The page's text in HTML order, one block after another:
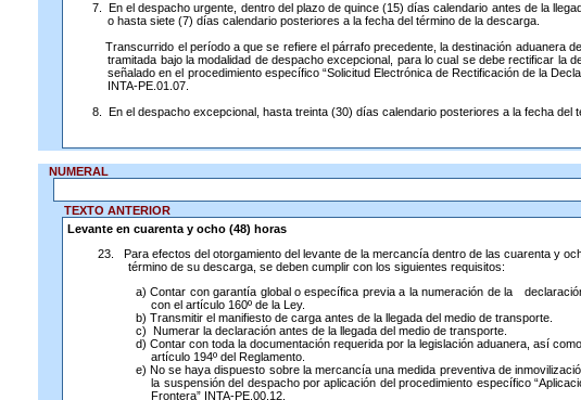
7. En el despacho urgente, dentro del plazo de quince (15) días calendario antes de la
o hasta siete (7) días calendario posteriores a la fecha del término de la descarga.
Transcurrido el período a que se refiere el párrafo precedente, la destinación aduanera
tramitada bajo la modalidad de despacho excepcional, para lo cual se debe rectificar la
señalado en el procedimiento específico “Solicitud Electrónica de Rectificación de la
INTA-PE.01.07.
8. En el despacho excepcional, hasta treinta (30) días calendario posteriores a la fecha del
NUMERAL
TEXTO ANTERIOR
Levante en cuarenta y ocho (48) horas
23. Para efectos del otorgamiento del levante de la mercancía dentro de las cuarenta y
término de su descarga, se deben cumplir con los siguientes requisitos:
a) Contar con garantía global o específica previa a la numeración de la
con el artículo 160º de la Ley.
b) Transmitir el manifiesto de carga antes de la llegada del medio de transporte.
c) Numerar la declaración antes de la llegada del medio de transporte.
d) Contar con toda la documentación requerida por la legislación aduanera, así
artículo 194º del Reglamento.
e) No se haya dispuesto sobre la mercancía una medida preventiva de
la suspensión del despacho por aplicación del procedimiento específico
Frontera” INTA-PE.00.12.